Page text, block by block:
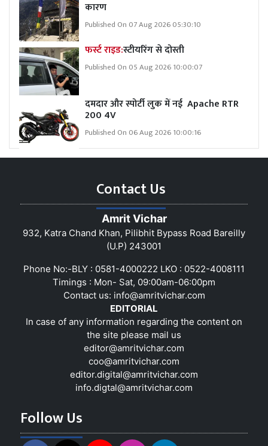
कारण
Published On 07 Aug 2026 05:30:10
फर्स्ट राइड:स्टीयरिंग से दोस्ती
Published On 05 Aug 2026 10:00:07
दमदार और स्पोर्टी लुक में नई Apache RTR
200 4V
Published On 06 Aug 2026 10:00:16
Contact Us
Amrit Vichar
932, Katra Chand Khan, Pilibhit Bypass Road Bareilly
(U.P) 243001
Phone No:-BLY : 0581-4000222 LKO : 0522-4008111
Timings : Mon- Sat, 09:00am-06:00pm
Contact us: info@amritvichar.com
EDITORIAL
In case of any information regarding the content on
the site please mail us
editor@amritvichar.com
coo@amritvichar.com
editor.digital@amritvichar.com
info.digtal@amritvichar.com
Follow Us